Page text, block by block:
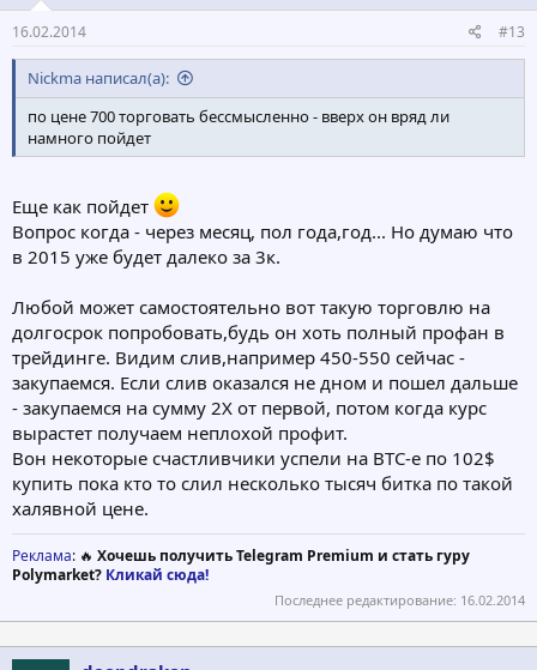
16.02.2014 #13
Nickma написал(а):
по цене 700 торговать бессмысленно - вверх он вряд ли
намного пойдет
Еще как пойдет
Вопрос когда - через месяц, пол года,год... Но думаю что
в 2015 уже будет далеко за 3к.
Любой может самостоятельно вот такую торговлю на
долгосрок попробовать,будь он хоть полный профан в
трейдинге. Видим слив,например 450-550 сейчас -
закупаемся. Если слив оказался не дном и пошел дальше
- закупаемся на сумму 2Х от первой, потом когда курс
вырастет получаем неплохой профит.
Вон некоторые счастливчики успели на BTC-e по 102$
купить пока кто то слил несколько тысяч битка по такой
халявной цене.
Реклама: 🔥 Хочешь получить Telegram Premium и стать гуру
Polymarket? Кликай сюда!
Последнее редактирование: 16.02.2014